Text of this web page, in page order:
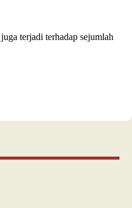
terjadi terhadap sejumlah